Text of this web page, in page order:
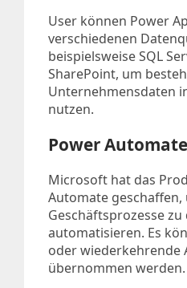
User können Power
verschiedenen
beispielsweise SQL
SharePoint, um
Unternehmensdaten
nutzen.
Power Automate
Microsoft hat das
Automate
Geschäftsprozesse
automatisieren. Es
oder wiederkehrende
übernommen werden.